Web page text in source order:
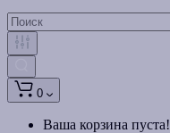
0
Ваша корзина пуста!